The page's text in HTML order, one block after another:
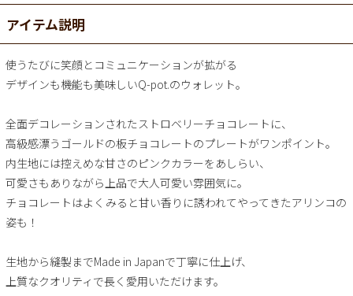
アイテム説明
使うたびに笑顔とコミュニケーションが拡がる
デザインも機能も美味しいQ-pot.のウォレット。
全面デコレーションされたストロベリーチョコレートに、
高級感漂うゴールドの板チョコレートのプレートがワンポイント。
内生地には控えめな甘さのピンクカラーをあしらい、
可愛さもありながら上品で大人可愛い雰囲気に。
チョコレートはよくみると甘い香りに誘われてやってきたアリンコの
姿も！
生地から縫製までMade in Japanで丁寧に仕上げ、
上質なクオリティで長く愛用いただけます。